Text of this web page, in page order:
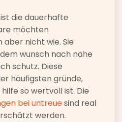
die dauerhafte
möchten
nicht wie. Sie
wunsch nach nähe
schutz. Diese
häufigsten gründe,
so wertvoll ist. Die
bei untreue sind real
werden.